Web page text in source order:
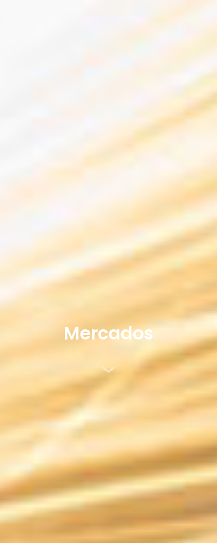
Mercados